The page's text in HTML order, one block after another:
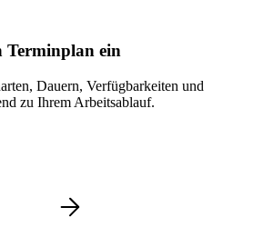
Terminplan ein
Dauern, Verfügbarkeiten und
zu Ihrem Arbeitsablauf.